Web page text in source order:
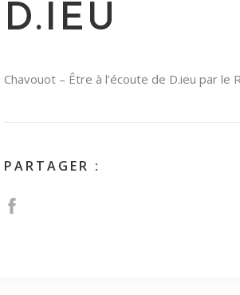
D.IEU
Chavouot – Être à l’écoute de D.ieu par le
PARTAGER :